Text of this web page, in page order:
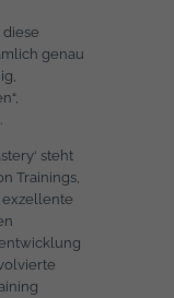
genau
steht
Trainings,
exzellente